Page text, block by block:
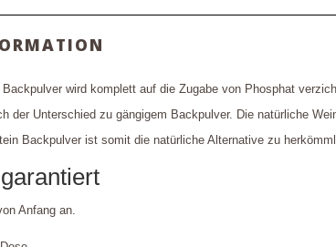
wird komplett auf die Zugabe von Phosphat
der Unterschied zu gängigem Backpulver. Die natürliche
Backpulver ist somit die natürliche Alternative zu
Anfang an.